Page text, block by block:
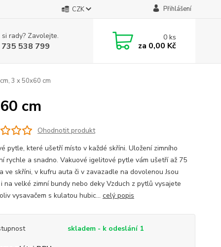
CZK Přihlášení
rady? Zavolejte.
538 799
0ks
za 0,00 Kč
3 x 50x60 cm
cm
Ohodnotit produkt
pytle, které ušetří místo v každé skříni. Uložení zimního
rychle a snadno. Vakuové igelitové pytle vám ušetří až 75
ve skříni, v kufru auta či v zavazadle na dovolenou Jsou
na velké zimní bundy nebo deky Vzduch z pytlů vysajete
vysavačem s kulatou hubic... celý popis
skladem - k odeslání 1